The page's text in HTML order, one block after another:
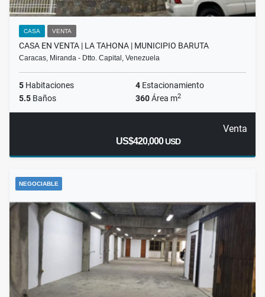
CASA VENTA
CASA EN VENTA | LA TAHONA | MUNICIPIO BARUTA
Caracas, Miranda - Dtto. Capital, Venezuela
5 Habitaciones 4 Estacionamiento
5.5 Baños 360Área m2
Venta
US$420,000USD
NEGOCIABLE